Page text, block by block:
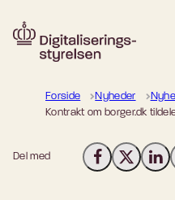
Gå til forsiden
Forside Nyheder
Kontrakt om borger.dk
Del med Del påDel på X
Del